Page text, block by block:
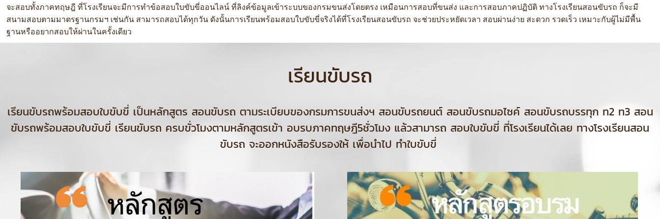
จะสอบทั้งภาคทฤษฎี ที่โรงเรียนจะมีการทำข้อสอบใบขับขี่ออนไลน์ ที่ลิงค์ข้อมูลเข้าระบบของกรมขนส่งโดยตรง เหมือนการสอบที่ขนส่ง และการสอบภาคปฏิบัติ ทางโรงเรียนสอนขับรถ ก็จะมี
สนามสอบตามมาตรฐานกรมฯ เช่นกัน สามารถสอบได้ทุกวัน ดังนั้นการเรียนพร้อมสอบใบขับขี่จริงได้ที่โรงเรียนสอนขับรถ จะช่วยประหยัดเวลา สอบผ่านง่าย สะดวก รวดเร็ว เหมาะกับผู้ไม่มีพื้น
ฐานหรืออยากสอบให้ผ่านในครั้งเดียว
เรียนขับรถ
เรียนขับรถพร้อมสอบใบขับขี่ เป็นหลักสูตร สอนขับรถ ตามระเบียบของกรมการขนส่งฯ สอนขับรถยนต์ สอนขับรถมอไซค์ สอนขับรถบรรทุก ท2 ท3 สอน
ขับรถพร้อมสอบใบขับขี่ เรียนขับรถ ครบขั่วโมงตามหลักสูตรเข้า อบรบภาคทฤษฎี5ชั่วโมง แล้วสามารถ สอบใบขับขี่ ที่โรงเรียนได้เลย ทางโรงเรียนสอน
ขับรถ จะออกหนังสือรับรองให้ เพื่อนำไป ทำใบขับขี่